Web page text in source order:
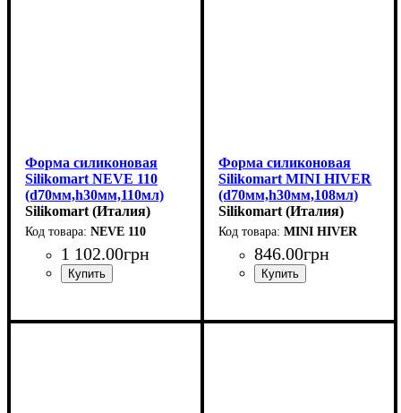
Форма силиконовая
Silikomart NEVE 110
(d70мм,h30мм,110мл)
Silikomart (Италия)
NEVE 110
1 102.00грн
Форма силиконовая
Silikomart MINI HIVER
(d70мм,h30мм,108мл)
Silikomart (Италия)
MINI HIVER
846.00грн